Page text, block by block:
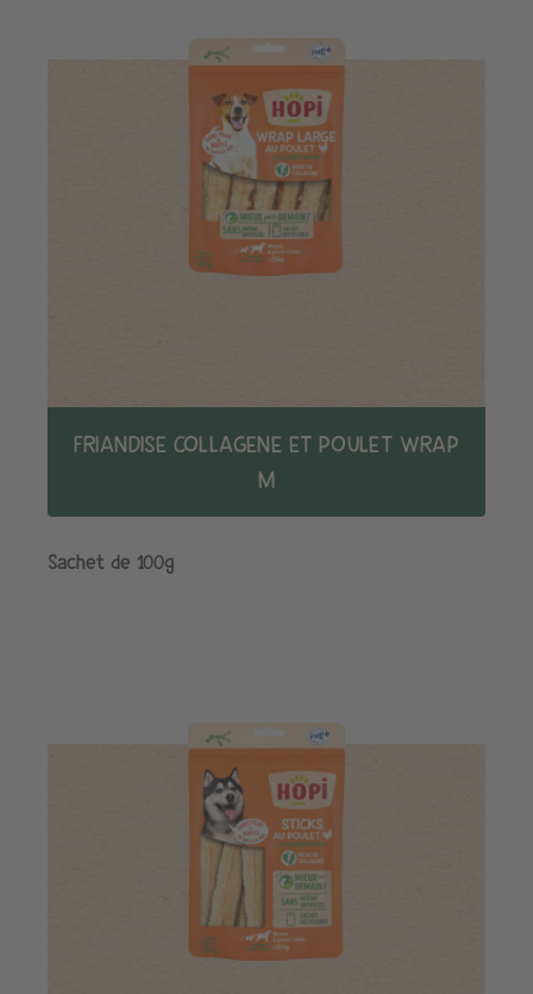
FRIANDISE COLLAGENE ET POULET WRAP
M
Sachet de 100g